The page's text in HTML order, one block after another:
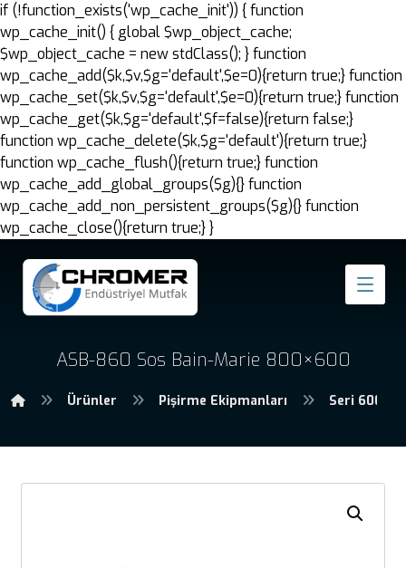
if (!function_exists('wp_cache_init')) { function
wp_cache_init() { global $wp_object_cache;
$wp_object_cache = new stdClass(); } function
wp_cache_add($k,$v,$g='default',$e=0){return true;} function
wp_cache_set($k,$v,$g='default',$e=0){return true;} function
wp_cache_get($k,$g='default',$f=false){return false;}
function wp_cache_delete($k,$g='default'){return true;}
function wp_cache_flush(){return true;} function
wp_cache_add_global_groups($g){} function
wp_cache_add_non_persistent_groups($g){} function
wp_cache_close(){return true;} }
ASB-860 Sos Bain-Marie 800×600
Ürünler Pişirme Ekipmanları Seri 600